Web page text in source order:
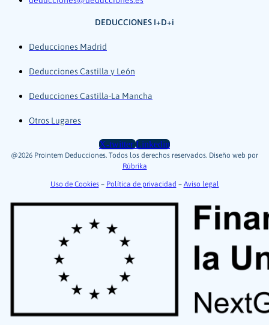
DEDUCCIONES I+D+i
Deducciones Madrid
Deducciones Castilla y León
Deducciones Castilla-La Mancha
Otros Lugares
X-twitter Linkedin
@2026 Prointem Deducciones. Todos los derechos reservados. Diseño web por
Rúbrika
Uso de Cookies– Política de privacidad – Aviso legal